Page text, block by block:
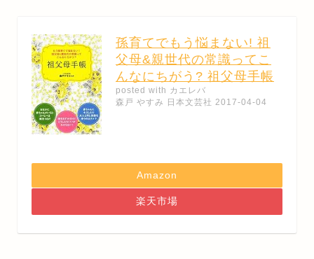
孫育てでもう悩まない! 祖
父母&親世代の常識ってこ
んなにちがう? 祖父母手帳
posted with カエレバ
森戸 やすみ 日本文芸社 2017-04-04
Amazon
楽天市場